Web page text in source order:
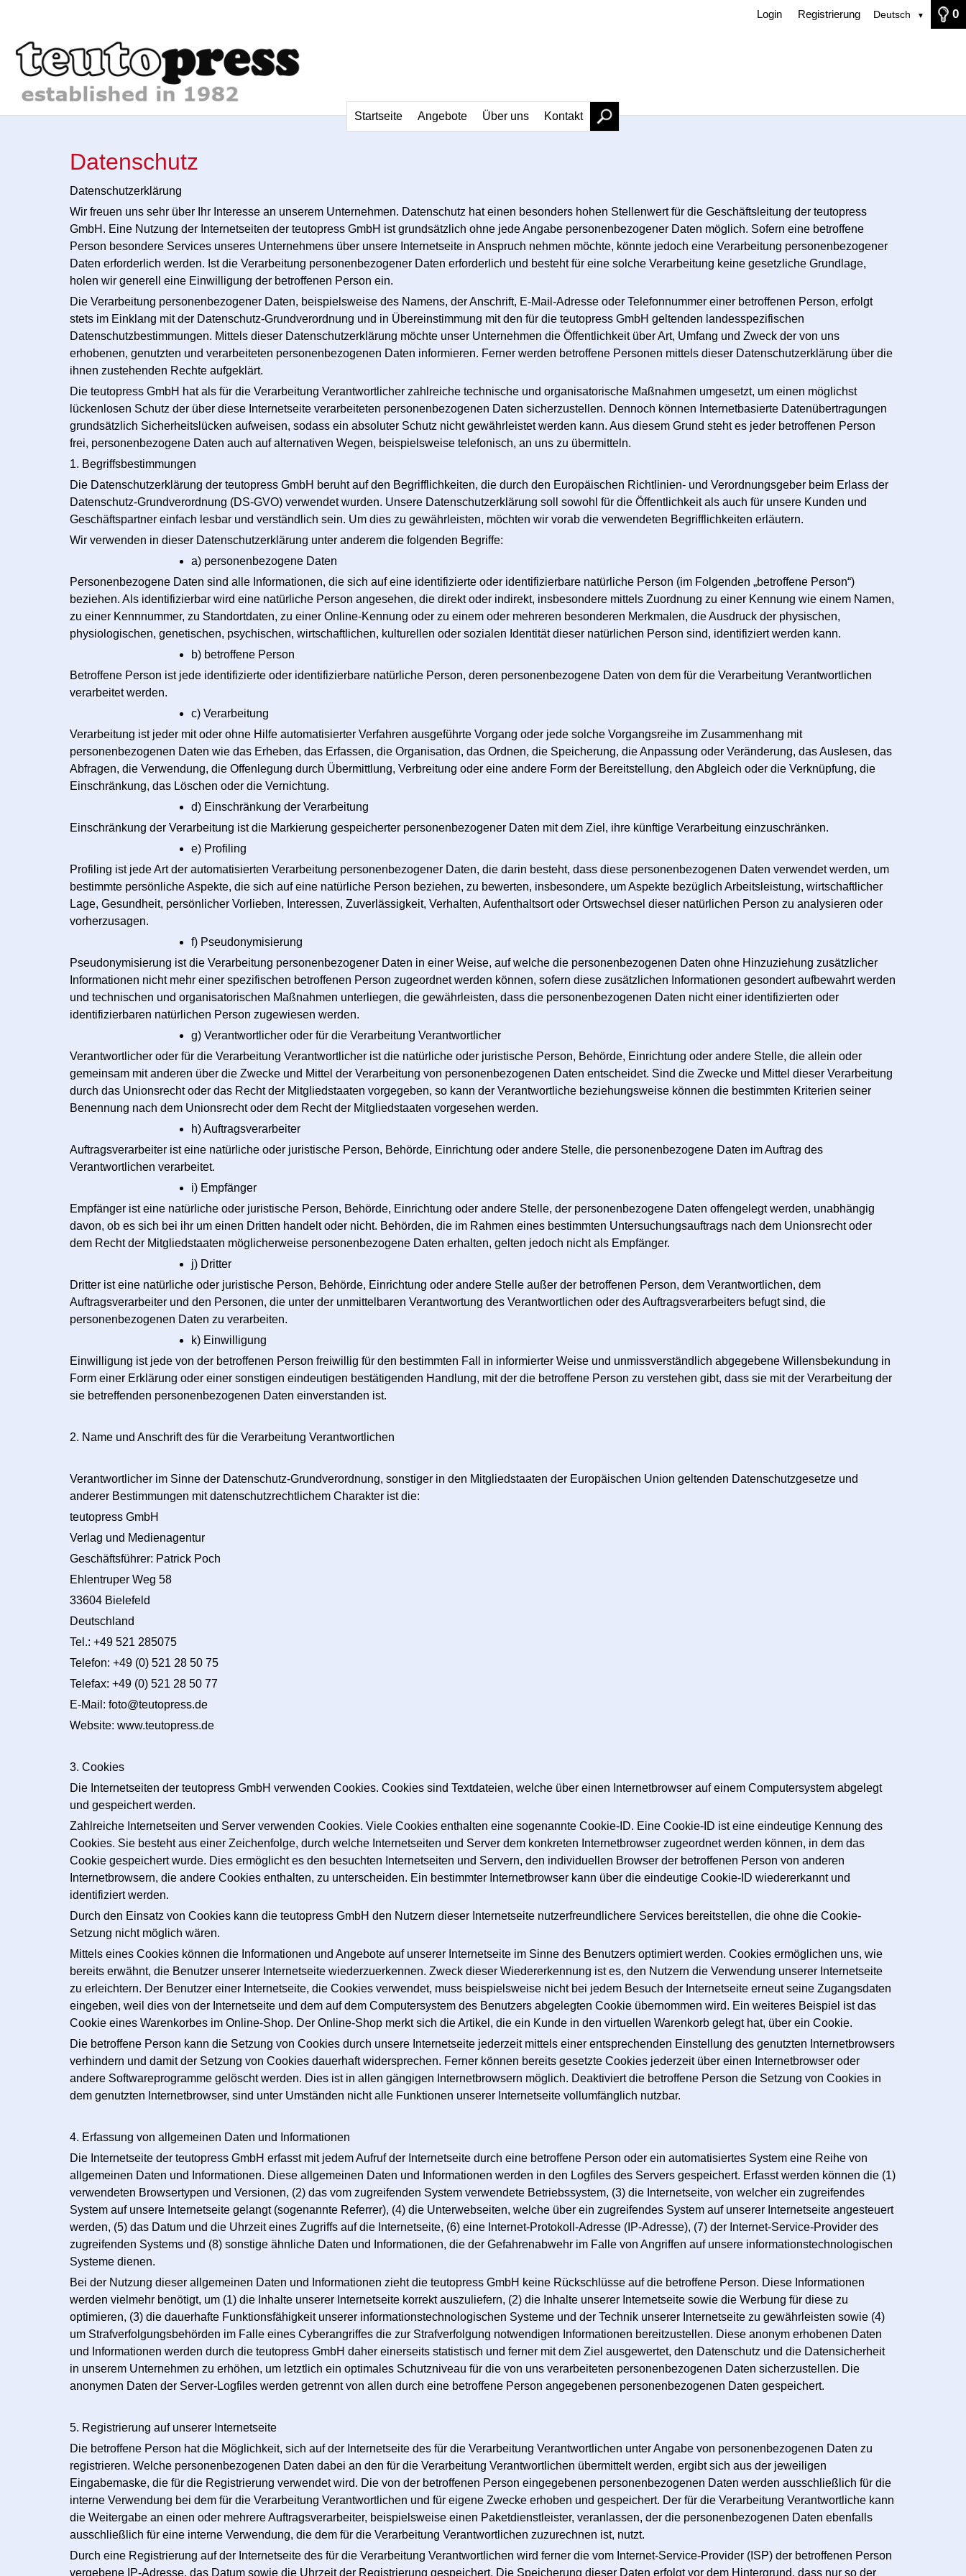
0
Deutsch ▼
Login Registrierung
Startseite Angebote Über uns Kontakt
Datenschutz
Datenschutzerklärung
Wir freuen uns sehr über Ihr Interesse an unserem Unternehmen. Datenschutz hat einen besonders hohen Stellenwert für die Geschäftsleitung der teutopress
GmbH. Eine Nutzung der Internetseiten der teutopress GmbH ist grundsätzlich ohne jede Angabe personenbezogener Daten möglich. Sofern eine betroffene
Person besondere Services unseres Unternehmens über unsere Internetseite in Anspruch nehmen möchte, könnte jedoch eine Verarbeitung personenbezogener
Daten erforderlich werden. Ist die Verarbeitung personenbezogener Daten erforderlich und besteht für eine solche Verarbeitung keine gesetzliche Grundlage,
holen wir generell eine Einwilligung der betroffenen Person ein.
Die Verarbeitung personenbezogener Daten, beispielsweise des Namens, der Anschrift, E-Mail-Adresse oder Telefonnummer einer betroffenen Person, erfolgt
stets im Einklang mit der Datenschutz-Grundverordnung und in Übereinstimmung mit den für die teutopress GmbH geltenden landesspezifischen
Datenschutzbestimmungen. Mittels dieser Datenschutzerklärung möchte unser Unternehmen die Öffentlichkeit über Art, Umfang und Zweck der von uns
erhobenen, genutzten und verarbeiteten personenbezogenen Daten informieren. Ferner werden betroffene Personen mittels dieser Datenschutzerklärung über die
ihnen zustehenden Rechte aufgeklärt.
Die teutopress GmbH hat als für die Verarbeitung Verantwortlicher zahlreiche technische und organisatorische Maßnahmen umgesetzt, um einen möglichst
lückenlosen Schutz der über diese Internetseite verarbeiteten personenbezogenen Daten sicherzustellen. Dennoch können Internetbasierte Datenübertragungen
grundsätzlich Sicherheitslücken aufweisen, sodass ein absoluter Schutz nicht gewährleistet werden kann. Aus diesem Grund steht es jeder betroffenen Person
frei, personenbezogene Daten auch auf alternativen Wegen, beispielsweise telefonisch, an uns zu übermitteln.
1. Begriffsbestimmungen
Die Datenschutzerklärung der teutopress GmbH beruht auf den Begrifflichkeiten, die durch den Europäischen Richtlinien- und Verordnungsgeber beim Erlass der
Datenschutz-Grundverordnung (DS-GVO) verwendet wurden. Unsere Datenschutzerklärung soll sowohl für die Öffentlichkeit als auch für unsere Kunden und
Geschäftspartner einfach lesbar und verständlich sein. Um dies zu gewährleisten, möchten wir vorab die verwendeten Begrifflichkeiten erläutern.
Wir verwenden in dieser Datenschutzerklärung unter anderem die folgenden Begriffe:
a) personenbezogene Daten
Personenbezogene Daten sind alle Informationen, die sich auf eine identifizierte oder identifizierbare natürliche Person (im Folgenden „betroffene Person“)
beziehen. Als identifizierbar wird eine natürliche Person angesehen, die direkt oder indirekt, insbesondere mittels Zuordnung zu einer Kennung wie einem Namen,
zu einer Kennnummer, zu Standortdaten, zu einer Online-Kennung oder zu einem oder mehreren besonderen Merkmalen, die Ausdruck der physischen,
physiologischen, genetischen, psychischen, wirtschaftlichen, kulturellen oder sozialen Identität dieser natürlichen Person sind, identifiziert werden kann.
b) betroffene Person
Betroffene Person ist jede identifizierte oder identifizierbare natürliche Person, deren personenbezogene Daten von dem für die Verarbeitung Verantwortlichen
verarbeitet werden.
c) Verarbeitung
Verarbeitung ist jeder mit oder ohne Hilfe automatisierter Verfahren ausgeführte Vorgang oder jede solche Vorgangsreihe im Zusammenhang mit
personenbezogenen Daten wie das Erheben, das Erfassen, die Organisation, das Ordnen, die Speicherung, die Anpassung oder Veränderung, das Auslesen, das
Abfragen, die Verwendung, die Offenlegung durch Übermittlung, Verbreitung oder eine andere Form der Bereitstellung, den Abgleich oder die Verknüpfung, die
Einschränkung, das Löschen oder die Vernichtung.
d) Einschränkung der Verarbeitung
Einschränkung der Verarbeitung ist die Markierung gespeicherter personenbezogener Daten mit dem Ziel, ihre künftige Verarbeitung einzuschränken.
e) Profiling
Profiling ist jede Art der automatisierten Verarbeitung personenbezogener Daten, die darin besteht, dass diese personenbezogenen Daten verwendet werden, um
bestimmte persönliche Aspekte, die sich auf eine natürliche Person beziehen, zu bewerten, insbesondere, um Aspekte bezüglich Arbeitsleistung, wirtschaftlicher
Lage, Gesundheit, persönlicher Vorlieben, Interessen, Zuverlässigkeit, Verhalten, Aufenthaltsort oder Ortswechsel dieser natürlichen Person zu analysieren oder
vorherzusagen.
f) Pseudonymisierung
Pseudonymisierung ist die Verarbeitung personenbezogener Daten in einer Weise, auf welche die personenbezogenen Daten ohne Hinzuziehung zusätzlicher
Informationen nicht mehr einer spezifischen betroffenen Person zugeordnet werden können, sofern diese zusätzlichen Informationen gesondert aufbewahrt werden
und technischen und organisatorischen Maßnahmen unterliegen, die gewährleisten, dass die personenbezogenen Daten nicht einer identifizierten oder
identifizierbaren natürlichen Person zugewiesen werden.
g) Verantwortlicher oder für die Verarbeitung Verantwortlicher
Verantwortlicher oder für die Verarbeitung Verantwortlicher ist die natürliche oder juristische Person, Behörde, Einrichtung oder andere Stelle, die allein oder
gemeinsam mit anderen über die Zwecke und Mittel der Verarbeitung von personenbezogenen Daten entscheidet. Sind die Zwecke und Mittel dieser Verarbeitung
durch das Unionsrecht oder das Recht der Mitgliedstaaten vorgegeben, so kann der Verantwortliche beziehungsweise können die bestimmten Kriterien seiner
Benennung nach dem Unionsrecht oder dem Recht der Mitgliedstaaten vorgesehen werden.
h) Auftragsverarbeiter
Auftragsverarbeiter ist eine natürliche oder juristische Person, Behörde, Einrichtung oder andere Stelle, die personenbezogene Daten im Auftrag des
Verantwortlichen verarbeitet.
i) Empfänger
Empfänger ist eine natürliche oder juristische Person, Behörde, Einrichtung oder andere Stelle, der personenbezogene Daten offengelegt werden, unabhängig
davon, ob es sich bei ihr um einen Dritten handelt oder nicht. Behörden, die im Rahmen eines bestimmten Untersuchungsauftrags nach dem Unionsrecht oder
dem Recht der Mitgliedstaaten möglicherweise personenbezogene Daten erhalten, gelten jedoch nicht als Empfänger.
j) Dritter
Dritter ist eine natürliche oder juristische Person, Behörde, Einrichtung oder andere Stelle außer der betroffenen Person, dem Verantwortlichen, dem
Auftragsverarbeiter und den Personen, die unter der unmittelbaren Verantwortung des Verantwortlichen oder des Auftragsverarbeiters befugt sind, die
personenbezogenen Daten zu verarbeiten.
k) Einwilligung
Einwilligung ist jede von der betroffenen Person freiwillig für den bestimmten Fall in informierter Weise und unmissverständlich abgegebene Willensbekundung in
Form einer Erklärung oder einer sonstigen eindeutigen bestätigenden Handlung, mit der die betroffene Person zu verstehen gibt, dass sie mit der Verarbeitung der
sie betreffenden personenbezogenen Daten einverstanden ist.
2. Name und Anschrift des für die Verarbeitung Verantwortlichen
Verantwortlicher im Sinne der Datenschutz-Grundverordnung, sonstiger in den Mitgliedstaaten der Europäischen Union geltenden Datenschutzgesetze und
anderer Bestimmungen mit datenschutzrechtlichem Charakter ist die:
teutopress GmbH
Verlag und Medienagentur
Geschäftsführer: Patrick Poch
Ehlentruper Weg 58
33604 Bielefeld
Deutschland
Tel.: +49 521 285075
Telefon: +49 (0) 521 28 50 75
Telefax: +49 (0) 521 28 50 77
E-Mail: foto@teutopress.de
Website: www.teutopress.de
3. Cookies
Die Internetseiten der teutopress GmbH verwenden Cookies. Cookies sind Textdateien, welche über einen Internetbrowser auf einem Computersystem abgelegt
und gespeichert werden.
Zahlreiche Internetseiten und Server verwenden Cookies. Viele Cookies enthalten eine sogenannte Cookie-ID. Eine Cookie-ID ist eine eindeutige Kennung des
Cookies. Sie besteht aus einer Zeichenfolge, durch welche Internetseiten und Server dem konkreten Internetbrowser zugeordnet werden können, in dem das
Cookie gespeichert wurde. Dies ermöglicht es den besuchten Internetseiten und Servern, den individuellen Browser der betroffenen Person von anderen
Internetbrowsern, die andere Cookies enthalten, zu unterscheiden. Ein bestimmter Internetbrowser kann über die eindeutige Cookie-ID wiedererkannt und
identifiziert werden.
Durch den Einsatz von Cookies kann die teutopress GmbH den Nutzern dieser Internetseite nutzerfreundlichere Services bereitstellen, die ohne die Cookie-
Setzung nicht möglich wären.
Mittels eines Cookies können die Informationen und Angebote auf unserer Internetseite im Sinne des Benutzers optimiert werden. Cookies ermöglichen uns, wie
bereits erwähnt, die Benutzer unserer Internetseite wiederzuerkennen. Zweck dieser Wiedererkennung ist es, den Nutzern die Verwendung unserer Internetseite
zu erleichtern. Der Benutzer einer Internetseite, die Cookies verwendet, muss beispielsweise nicht bei jedem Besuch der Internetseite erneut seine Zugangsdaten
eingeben, weil dies von der Internetseite und dem auf dem Computersystem des Benutzers abgelegten Cookie übernommen wird. Ein weiteres Beispiel ist das
Cookie eines Warenkorbes im Online-Shop. Der Online-Shop merkt sich die Artikel, die ein Kunde in den virtuellen Warenkorb gelegt hat, über ein Cookie.
Die betroffene Person kann die Setzung von Cookies durch unsere Internetseite jederzeit mittels einer entsprechenden Einstellung des genutzten Internetbrowsers
verhindern und damit der Setzung von Cookies dauerhaft widersprechen. Ferner können bereits gesetzte Cookies jederzeit über einen Internetbrowser oder
andere Softwareprogramme gelöscht werden. Dies ist in allen gängigen Internetbrowsern möglich. Deaktiviert die betroffene Person die Setzung von Cookies in
dem genutzten Internetbrowser, sind unter Umständen nicht alle Funktionen unserer Internetseite vollumfänglich nutzbar.
4. Erfassung von allgemeinen Daten und Informationen
Die Internetseite der teutopress GmbH erfasst mit jedem Aufruf der Internetseite durch eine betroffene Person oder ein automatisiertes System eine Reihe von
allgemeinen Daten und Informationen. Diese allgemeinen Daten und Informationen werden in den Logfiles des Servers gespeichert. Erfasst werden können die (1)
verwendeten Browsertypen und Versionen, (2) das vom zugreifenden System verwendete Betriebssystem, (3) die Internetseite, von welcher ein zugreifendes
System auf unsere Internetseite gelangt (sogenannte Referrer), (4) die Unterwebseiten, welche über ein zugreifendes System auf unserer Internetseite angesteuert
werden, (5) das Datum und die Uhrzeit eines Zugriffs auf die Internetseite, (6) eine Internet-Protokoll-Adresse (IP-Adresse), (7) der Internet-Service-Provider des
zugreifenden Systems und (8) sonstige ähnliche Daten und Informationen, die der Gefahrenabwehr im Falle von Angriffen auf unsere informationstechnologischen
Systeme dienen.
Bei der Nutzung dieser allgemeinen Daten und Informationen zieht die teutopress GmbH keine Rückschlüsse auf die betroffene Person. Diese Informationen
werden vielmehr benötigt, um (1) die Inhalte unserer Internetseite korrekt auszuliefern, (2) die Inhalte unserer Internetseite sowie die Werbung für diese zu
optimieren, (3) die dauerhafte Funktionsfähigkeit unserer informationstechnologischen Systeme und der Technik unserer Internetseite zu gewährleisten sowie (4)
um Strafverfolgungsbehörden im Falle eines Cyberangriffes die zur Strafverfolgung notwendigen Informationen bereitzustellen. Diese anonym erhobenen Daten
und Informationen werden durch die teutopress GmbH daher einerseits statistisch und ferner mit dem Ziel ausgewertet, den Datenschutz und die Datensicherheit
in unserem Unternehmen zu erhöhen, um letztlich ein optimales Schutzniveau für die von uns verarbeiteten personenbezogenen Daten sicherzustellen. Die
anonymen Daten der Server-Logfiles werden getrennt von allen durch eine betroffene Person angegebenen personenbezogenen Daten gespeichert.
5. Registrierung auf unserer Internetseite
Die betroffene Person hat die Möglichkeit, sich auf der Internetseite des für die Verarbeitung Verantwortlichen unter Angabe von personenbezogenen Daten zu
registrieren. Welche personenbezogenen Daten dabei an den für die Verarbeitung Verantwortlichen übermittelt werden, ergibt sich aus der jeweiligen
Eingabemaske, die für die Registrierung verwendet wird. Die von der betroffenen Person eingegebenen personenbezogenen Daten werden ausschließlich für die
interne Verwendung bei dem für die Verarbeitung Verantwortlichen und für eigene Zwecke erhoben und gespeichert. Der für die Verarbeitung Verantwortliche kann
die Weitergabe an einen oder mehrere Auftragsverarbeiter, beispielsweise einen Paketdienstleister, veranlassen, der die personenbezogenen Daten ebenfalls
ausschließlich für eine interne Verwendung, die dem für die Verarbeitung Verantwortlichen zuzurechnen ist, nutzt.
Durch eine Registrierung auf der Internetseite des für die Verarbeitung Verantwortlichen wird ferner die vom Internet-Service-Provider (ISP) der betroffenen Person
vergebene IP-Adresse, das Datum sowie die Uhrzeit der Registrierung gespeichert. Die Speicherung dieser Daten erfolgt vor dem Hintergrund, dass nur so der